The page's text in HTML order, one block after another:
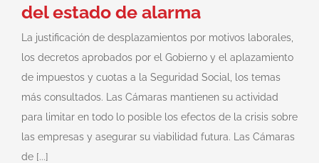
del estado de alarma
La justificación de desplazamientos por motivos laborales,
los decretos aprobados por el Gobierno y el aplazamiento
de impuestos y cuotas a la Seguridad Social, los temas
más consultados. Las Cámaras mantienen su actividad
para limitar en todo lo posible los efectos de la crisis sobre
las empresas y asegurar su viabilidad futura. Las Cámaras
de [...]